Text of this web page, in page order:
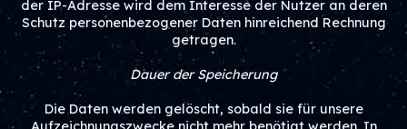
der IP-Adresse wird dem Interesse der Nutzer an deren
Schutz personenbezogener Daten hinreichend Rechnung
getragen.
Dauer der Speicherung
Die Daten werden gelöscht, sobald sie für unsere